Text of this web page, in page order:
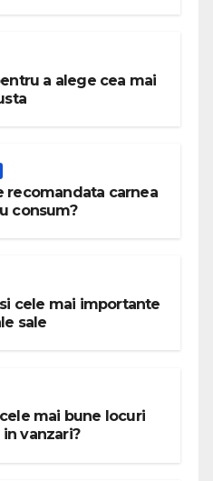
a alege cea mai
recomandata carnea
consum?
cele mai importante
sale
mai bune locuri
vanzari?